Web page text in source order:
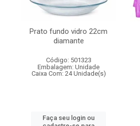
Prato fundo vidro 22cm
diamante
Código: 501323
Embalagem: Unidade
Caixa Com: 24 Unidade(s)
Faça seu login ou